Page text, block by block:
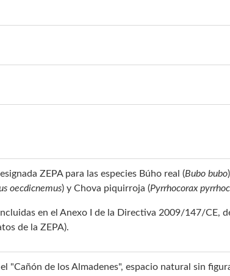
ZEPA para las especies Búho real (Bubo bubo
oecdicnemus) y Chova piquirroja (Pyrrhocorax
en el Anexo I de la Directiva 2009/147/CE,
de la ZEPA).
"Cañón de los Almadenes", espacio natural sin